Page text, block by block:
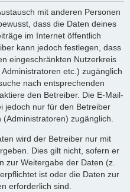
mit anderen Personen
dass die Daten deines
im Internet öffentlich
kann jedoch festlegen, dass
eingeschränkten Nutzerkreis
etc.) zugänglich
nach entsprechenden
den Betreiber. Die E-Mail-
jedoch nur für den Betreiber
zugänglich.
wird der Betreiber nur mit
Dies gilt nicht, sofern er
zur Weitergabe der Daten (z.
ist oder die Daten zur
erforderlich sind.